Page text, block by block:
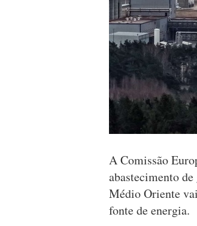
A Comissão
abastecimento
Médio Oriente
fonte de energia.